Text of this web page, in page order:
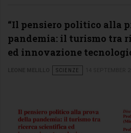
“Il pensiero politico alla
pandemia: il turismo tra
ed innovazione
SCIENZE